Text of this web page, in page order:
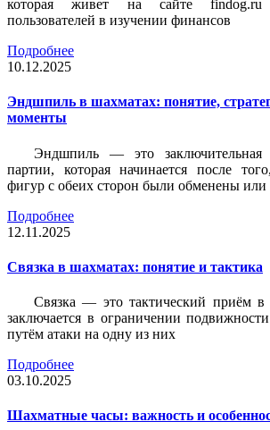
которая живет на сайте findog.ru
пользователей в изучении финансов
Подробнее
10.12.2025
Эндшпиль в шахматах: понятие,
моменты
Эндшпиль — это заключительная
партии, которая начинается после
фигур с обеих сторон были обменены или
Подробнее
12.11.2025
Связка в шахматах: понятие и тактика
Связка — это тактический приём в
заключается в ограничении
путём атаки на одну из них
Подробнее
03.10.2025
Шахматные часы: важность и